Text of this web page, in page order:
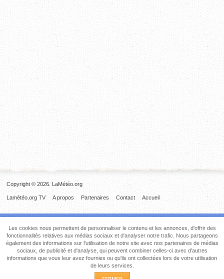
Copyright © 2026. LaMétéo.org
Accueil
Contact
Partenaires
A propos
Lamétéo.org TV
Les cookies nous permettent de personnaliser le contenu et les annonces, d'offrir des
fonctionnalités relatives aux médias sociaux et d'analyser notre trafic. Nous partageons
également des informations sur l'utilisation de notre site avec nos partenaires de médias
sociaux, de publicité et d'analyse, qui peuvent combiner celles-ci avec d'autres
informations que vous leur avez fournies ou qu'ils ont collectées lors de votre utilisation
de leurs services.